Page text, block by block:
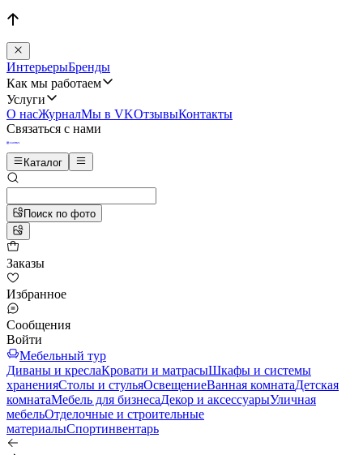
ИнтерьерыБренды
Как мы работаем
Услуги
О насЖурналМы в VKОтзывыКонтакты
Связаться с нами
Каталог
Поиск по фото
Заказы
Избранное
Сообщения
Войти
Мебельный тур
Диваны и креслаКровати и матрасыШкафы и системы
храненияСтолы и стульяОсвещениеВанная комнатаДетская
комнатаМебель для бизнесаДекор и аксессуарыУличная
мебельОтделочные и строительные
материалыСпортинвентарь